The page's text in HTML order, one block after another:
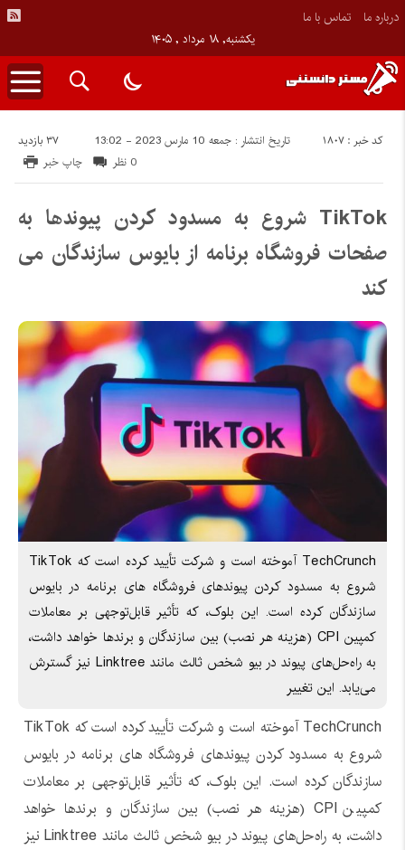
درباره ما تماس با ما
یکشنبه, ۱۸ مرداد , ۱۴۰۵
تاریخ انتشار : جمعه 10 مارس 2023 - 13:02 37 بازدید کد خبر : 1807
چاپ خبر 0 نظر
TikTok شروع به مسدود کردن پیوندها به
صفحات فروشگاه برنامه از بایوس سازندگان می
کند
TechCrunch آموخته است و شرکت تأیید کرده است که TikTok
شروع به مسدود کردن پیوندهای فروشگاه های برنامه در بایوس
سازندگان کرده است. این بلوک، که تأثیر قابل‌توجهی بر معاملات
کمپین CPI (هزینه هر نصب) بین سازندگان و برندها خواهد داشت،
به راه‌حل‌های پیوند در بیو شخص ثالث مانند Linktree نیز گسترش
می‌یابد. این تغییر
TechCrunch آموخته است و شرکت تأیید کرده است که TikTok
شروع به مسدود کردن پیوندهای فروشگاه های برنامه در بایوس
سازندگان کرده است. این بلوک، که تأثیر قابل‌توجهی بر معاملات
کمپین CPI (هزینه هر نصب) بین سازندگان و برندها خواهد
داشت، به راه‌حل‌های پیوند در بیو شخص ثالث مانند Linktree نیز